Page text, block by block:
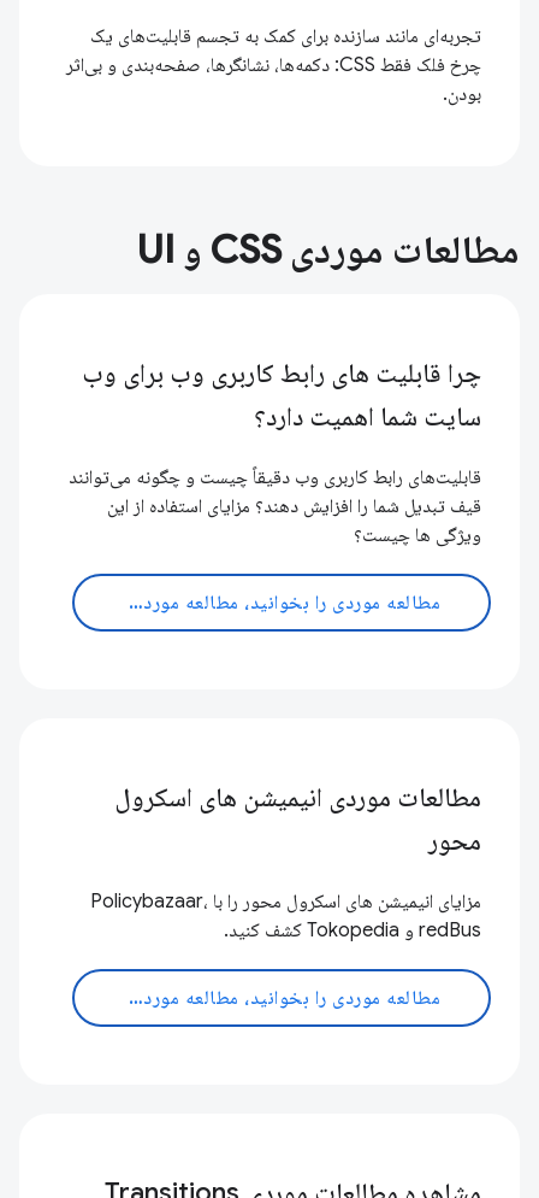
تجربه‌ای مانند سازنده برای کمک به تجسم قابلیت‌های یک
چرخ فلک فقط CSS: دکمه‌ها، نشانگرها، صفحه‌بندی و بی‌اثر
بودن.
مطالعات موردی CSS و UI
چرا قابلیت های رابط کاربری وب برای وب
سایت شما اهمیت دارد؟
قابلیت‌های رابط کاربری وب دقیقاً چیست و چگونه می‌توانند
قیف تبدیل شما را افزایش دهند؟ مزایای استفاده از این
ویژگی ها چیست؟
مطالعه موردی را بخوانید، مطالعه موردی را بخوانید
مطالعات موردی انیمیشن های اسکرول
محور
مزایای انیمیشن های اسکرول محور را با Policybazaar،
redBus و Tokopedia کشف کنید.
مطالعه موردی را بخوانید، مطالعه موردی را بخوانید